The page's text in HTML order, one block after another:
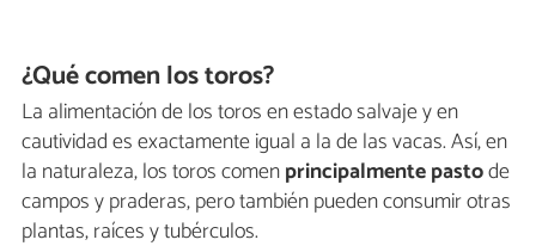
¿Qué comen los toros?
La alimentación de los toros en estado salvaje y en
cautividad es exactamente igual a la de las vacas. Así, en
la naturaleza, los toros comenprincipalmente pastode
campos y praderas, pero también pueden consumir otras
plantas, raíces y tubérculos.